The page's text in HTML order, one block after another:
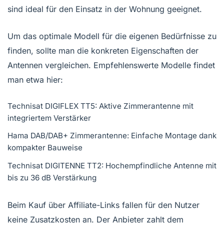
sind ideal für den Einsatz in der Wohnung geeignet.
Um das optimale Modell für die eigenen Bedürfnisse zu
finden, sollte man die konkreten Eigenschaften der
Antennen vergleichen. Empfehlenswerte Modelle findet
man etwa hier:
Technisat DIGIFLEX TT5: Aktive Zimmerantenne mit
integriertem Verstärker
Hama DAB/DAB+ Zimmerantenne: Einfache Montage dank
kompakter Bauweise
Technisat DIGITENNE TT2: Hochempfindliche Antenne mit
bis zu 36 dB Verstärkung
Beim Kauf über Affiliate-Links fallen für den Nutzer
keine Zusatzkosten an. Der Anbieter zahlt dem